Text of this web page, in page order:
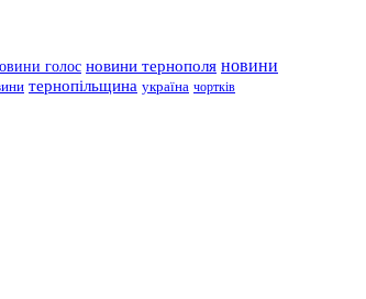
голос новини тернополя новини
тернопільщина україна чортків